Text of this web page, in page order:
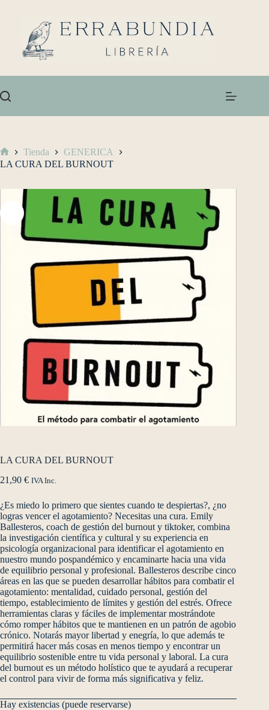
Tienda
GENERICA
LA CURA DEL BURNOUT
LA CURA DEL BURNOUT
21,90 € IVA Inc.
¿Es miedo lo primero que sientes cuando te despiertas?, ¿no
logras vencer el agotamiento? Necesitas una cura. Emily
Ballesteros, coach de gestión del burnout y tiktoker, combina
la investigación científica y cultural y su experiencia en
psicología organizacional para identificar el agotamiento en
nuestro mundo pospandémico y encaminarte hacia una vida
de equilibrio personal y profesional. Ballesteros describe cinco
áreas en las que se pueden desarrollar hábitos para combatir el
agotamiento: mentalidad, cuidado personal, gestión del
tiempo, establecimiento de límites y gestión del estrés. Ofrece
herramientas claras y fáciles de implementar mostrándote
cómo romper hábitos que te mantienen en un patrón de agobio
crónico. Notarás mayor libertad y enegría, lo que además te
permitirá hacer más cosas en menos tiempo y encontrar un
equilibrio sostenible entre tu vida personal y laboral. La cura
del burnout es un método holístico que te ayudará a recuperar
el control para vivir de forma más significativa y feliz.
Hay existencias (puede reservarse)